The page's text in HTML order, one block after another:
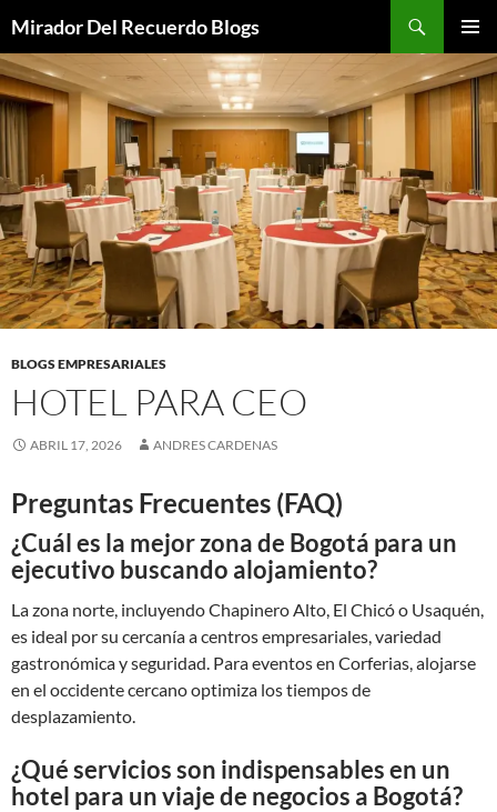
contenido
Mirador Del Recuerdo Blogs
MENÚ
BLOGS EMPRESARIALES
HOTEL PARA CEO
ABRIL 17, 2026 ANDRES CARDENAS
Preguntas Frecuentes (FAQ)
¿Cuál es la mejor zona de Bogotá para un
ejecutivo buscando alojamiento?
La zona norte, incluyendo Chapinero Alto, El Chicó o Usaquén,
es ideal por su cercanía a centros empresariales, variedad
gastronómica y seguridad. Para eventos en Corferias, alojarse
en el occidente cercano optimiza los tiempos de
desplazamiento.
¿Qué servicios son indispensables en un
hotel para un viaje de negocios a Bogotá?